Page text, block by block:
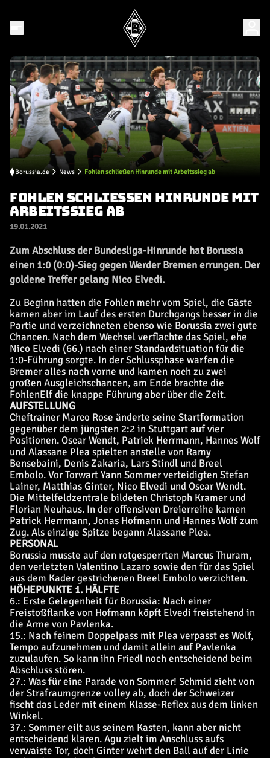
Borussia.de News Fohlen schließen Hinrunde mit Arbeitssieg ab
FOHLEN SCHLIESSEN HINRUNDE MIT A
RBEITSSIEG AB
19.01.2021
Zum Abschluss der Bundesliga-Hinrunde hat Borussia
einen 1:0 (0:0)-Sieg gegen Werder Bremen errungen. Der
goldene Treffer gelang Nico Elvedi.
Zu Beginn hatten die Fohlen mehr vom Spiel, die Gäste
kamen aber im Lauf des ersten Durchgangs besser in die
Partie und verzeichneten ebenso wie Borussia zwei gute
Chancen. Nach dem Wechsel verflachte das Spiel, ehe
Nico Elvedi (66.) nach einer Standardsituation für die
1:0-Führung sorgte. In der Schlussphase warfen die
Bremer alles nach vorne und kamen noch zu zwei
großen Ausgleichschancen, am Ende brachte die
FohlenElf die knappe Führung aber über die Zeit.
AUFSTELLUNG
Cheftrainer Marco Rose änderte seine Startformation
gegenüber dem jüngsten 2:2 in Stuttgart auf vier
Positionen. Oscar Wendt, Patrick Herrmann, Hannes Wolf
und Alassane Plea spielten anstelle von Ramy
Bensebaini, Denis Zakaria, Lars Stindl und Breel
Embolo. Vor Torwart Yann Sommer verteidigten Stefan
Lainer, Matthias Ginter, Nico Elvedi und Oscar Wendt.
Die Mittelfeldzentrale bildeten Christoph Kramer und
Florian Neuhaus. In der offensiven Dreierreihe kamen
Patrick Herrmann, Jonas Hofmann und Hannes Wolf zum
Zug. Als einzige Spitze begann Alassane Plea.
PERSONAL
Borussia musste auf den rotgesperrten Marcus Thuram,
den verletzten Valentino Lazaro sowie den für das Spiel
aus dem Kader gestrichenen Breel Embolo verzichten.
HÖHEPUNKTE 1. HÄLFTE
6.: Erste Gelegenheit für Borussia: Nach einer
Freistoßflanke von Hofmann köpft Elvedi freistehend in
die Arme von Pavlenka.
15.: Nach feinem Doppelpass mit Plea verpasst es Wolf,
Tempo aufzunehmen und damit allein auf Pavlenka
zuzulaufen. So kann ihn Friedl noch entscheidend beim
Abschluss stören.
27.: Was für eine Parade von Sommer! Schmid zieht von
der Strafraumgrenze volley ab, doch der Schweizer
fischt das Leder mit einem Klasse-Reflex aus dem linken
Winkel.
37.: Sommer eilt aus seinem Kasten, kann aber nicht
entscheidend klären. Agu zielt im Anschluss aufs
verwaiste Tor, doch Ginter wehrt den Ball auf der Linie